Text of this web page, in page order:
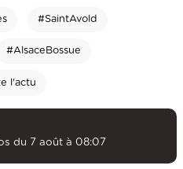
#SaintAvold
#AlsaceBossue
l'actu
du 7 août à 08:07